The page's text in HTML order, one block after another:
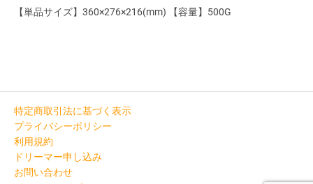
【単品サイズ】360×276×216(mm) 【容量】500G
特定商取引法に基づく表示
プライバシーポリシー
利用規約
ドリーマー申し込み
お問い合わせ